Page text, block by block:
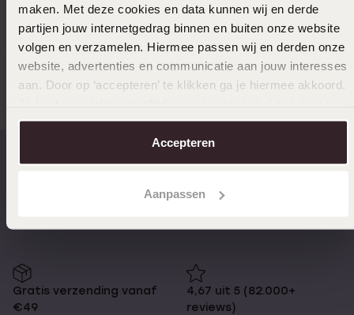
maken. Met deze cookies en data kunnen wij en derde
partijen jouw internetgedrag binnen en buiten onze website
volgen en verzamelen. Hiermee passen wij en derden onze
website, advertenties en communicatie aan jouw interesses
aan. Door op ‘accepteren’ te klikken ga je hiermee akkoord.
over in onscookiebeleid.
Accepteren
Aanpassen
Anderen kochten ook
Op werkdagen voor 17:00
14 dagen retourneren
Gratis verzending vanaf
€49
4,67 uit 5 (82.000+
reviews)